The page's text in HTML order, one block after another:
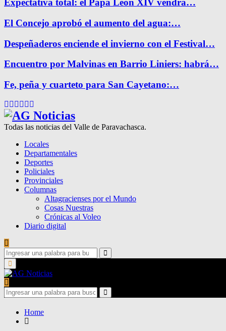
Expectativa total: el Papa León XIV vendrá…
El Concejo aprobó el aumento del agua:…
Despeñaderos enciende el invierno con el Festival…
Encuentro por Malvinas en Barrio Liniers: habrá…
Fe, peña y cuarteto para San Cayetano:…
Facebook
Twitter
Instagram
Pinterest
Google
Todas las noticias del Valle de Paravachasca.
Locales
Departamentales
Deportes
Policiales
Provinciales
Columnas
Altagracienses por el Mundo
Cosas Nuestras
Crónicas al Voleo
Diario digital
Search
for:
Search
Primary
Menu
Search
for:
Search
Home